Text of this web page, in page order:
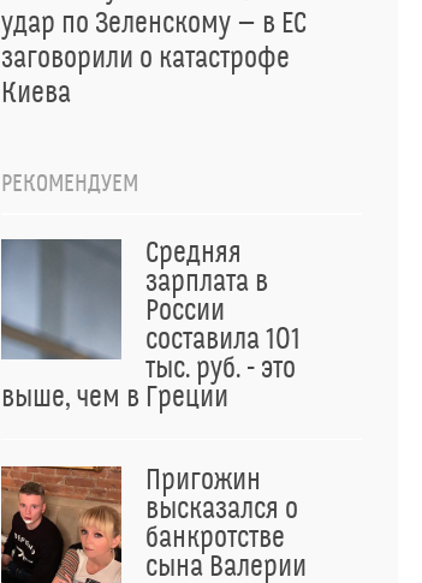
удар по Зеленскому — в ЕС
заговорили о катастрофе
Киева
РЕКОМЕНДУЕМ
Средняя
зарплата в
России
составила 101
тыс. руб. - это
выше, чем в Греции
Пригожин
высказался о
банкротстве
сына Валерии